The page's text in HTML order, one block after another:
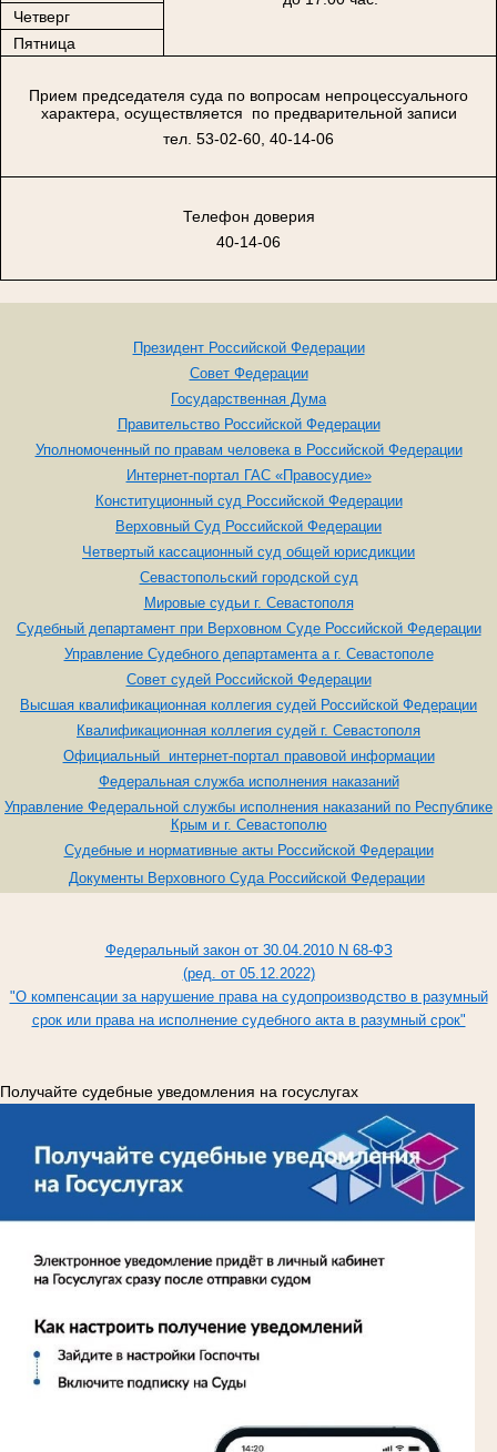
Четверг
Пятница
Прием председателя суда по вопросам непроцессуального
характера, осуществляется по предварительной записи
тел. 53-02-60, 40-14-06
Телефон доверия
40-14-06
Президент Российской Федерации
Совет Федерации
Государственная Дума
Правительство Российской Федерации
Уполномоченный по правам человека в Российской Федерации
Интернет-портал ГАС «Правосудие»
Конституционный суд Российской Федерации
Верховный Суд Российской Федерации
Четвертый кассационный суд общей юрисдикции
Севастопольский городской суд
Мировые судьи г. Севастополя
Судебный департамент при Верховном Суде Российской Федерации
Управление Судебного департамента а г. Севастополе
Совет судей Российской Федерации
Высшая квалификационная коллегия судей Российской Федерации
Квалификационная коллегия судей г. Севастополя
Официальный интернет-портал правовой информации
Федеральная служба исполнения наказаний
Управление Федеральной службы исполнения наказаний по Республике
Крым и г. Севастополю
Судебные и нормативные акты Российской Федерации
Документы Верховного Суда Российской Федерации
Федеральный закон от 30.04.2010 N 68-ФЗ
(ред. от 05.12.2022)
"О компенсации за нарушение права на судопроизводство в разумный
срок или права на исполнение судебного акта в разумный срок"
Получайте судебные уведомления на госуслугах